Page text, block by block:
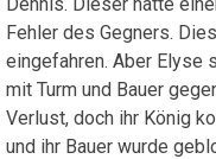
Fehler des Gegners.
eingefahren. Aber Elyse
mit Turm und Bauer
Verlust, doch ihr König
und ihr Bauer wurde